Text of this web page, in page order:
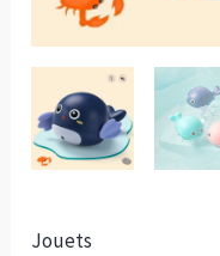
Jouets